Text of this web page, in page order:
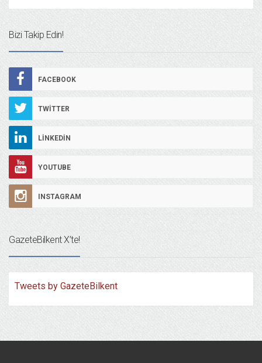
Bizi Takip Edin!
FACEBOOK
TWITTER
LINKEDIN
YOUTUBE
INSTAGRAM
GazeteBilkent X’te!
Tweets by GazeteBilkent